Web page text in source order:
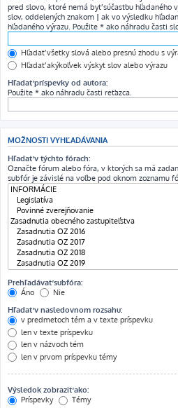
pred slovo, ktoré nemá byť súčasťou hľadaného
slov, oddelených znakom | ak vo výsledku
hľadaného výrazu. Použite * ako náhradu časti
Hľadať všetky slová alebo presnú zhodu s
Hľadať akýkoľvek výskyt slov alebo výrazu
Hľadať príspevky od autora:
Použite * ako náhradu časti reťazca.
MOŽNOSTI VYHĽADÁVANIA
Hľadať v týchto fórach:
Označte fórum alebo fóra, v ktorých sa má
subfór je závislé na voľbe pod oknom zoznamu
Prehľadávať subfóra:
Áno
Nie
Hľadať v nasledovnom rozsahu:
v predmetoch tém a v texte príspevku
len v texte príspevku
len v názvoch tém
len v prvom príspevku témy
Výsledok zobraziť ako:
Príspevky
Témy